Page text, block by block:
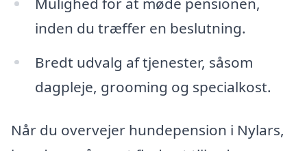
inden du træffer en beslutning.
Bredt udvalg af tjenester, såsom
dagpleje, grooming og specialkost.
Når du overvejer hundepension i Nylars,